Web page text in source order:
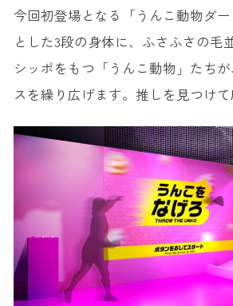
今回初登場となる「うんこ動物ダ
とした3段の身体に、ふさふさの毛
シッポをもつ「うんこ動物」たち
スを繰り広げます。推しを見つけ